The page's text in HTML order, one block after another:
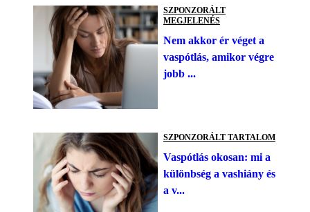
SZPONZORÁLT
MEGJELENÉS
Nem akkor ér véget a
vaspótlás, amikor végre
jobb ...
SZPONZORÁLT TARTALOM
Vaspótlás okosan: mi a
különbség a vashiány és
a v...